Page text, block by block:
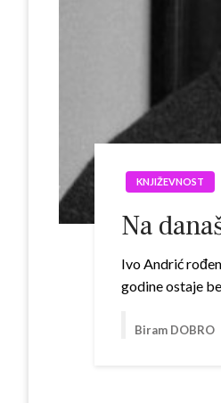
KNJIŽEVNOST
Na
Ivo Andrić
godine ostaje
Biram DOBRO